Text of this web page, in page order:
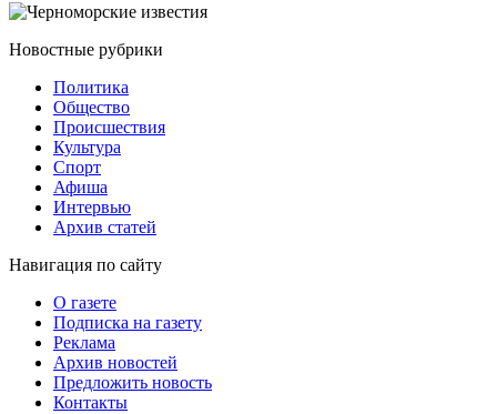
Новостные рубрики
Политика
Общество
Проиcшествия
Культура
Спорт
Афиша
Интервью
Архив статей
Навигация по сайту
О газете
Подписка на газету
Реклама
Архив новостей
Предложить новость
Контакты